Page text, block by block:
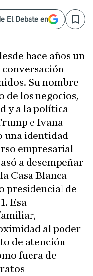
El Debate en Save
hace años un
conversación
Su nombre
de los negocios,
y a la política
e Ivana
una identidad
empresarial
a desempeñar
Casa Blanca
presidencial de
Esa
al poder
de atención
fuera de